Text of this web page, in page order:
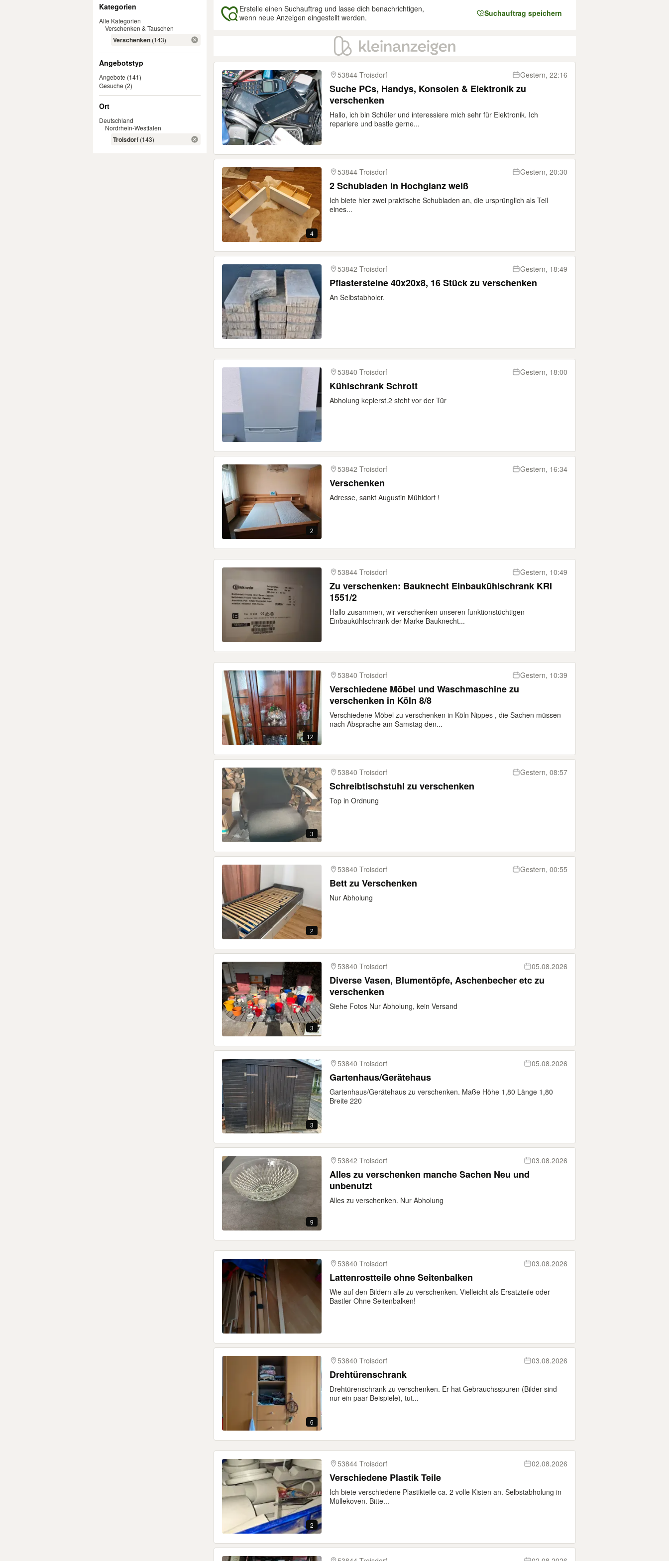
Kategorien
Alle Kategorien
Verschenken & Tauschen
Verschenken (143)
Angebotstyp
Angebote (141)
Gesuche (2)
Ort
Deutschland
Nordrhein-Westfalen
Troisdorf (143)
Erstelle einen Suchauftrag und lasse dich benachrichtigen,
wenn neue Anzeigen eingestellt werden.
Suchauftrag speichern
Ergebnisse
53844 Troisdorf
Gestern, 22:16
Suche PCs, Handys, Konsolen & Elektronik zu
verschenken
Hallo, ich bin Schüler und interessiere mich sehr für Elektronik. Ich
repariere und bastle gerne...
4
53844 Troisdorf Gestern, 20:30
2 Schubladen in Hochglanz weiß
Ich biete hier zwei praktische Schubladen an, die ursprünglich als Teil
eines...
53842 Troisdorf Gestern, 18:49
Pflastersteine 40x20x8, 16 Stück zu verschenken
An Selbstabholer.
53840 Troisdorf Gestern, 18:00
Kühlschrank Schrott
Abholung keplerst.2 steht vor der Tür
2
53842 Troisdorf Gestern, 16:34
Verschenken
Adresse, sankt Augustin Mühldorf !
53844 Troisdorf Gestern, 10:49
Zu verschenken: Bauknecht Einbaukühlschrank KRI
1551/2
Hallo zusammen, wir verschenken unseren funktionstüchtigen
Einbaukühlschrank der Marke Bauknecht...
12
53840 Troisdorf Gestern, 10:39
Verschiedene Möbel und Waschmaschine zu
verschenken in Köln 8/8
Verschiedene Möbel zu verschenken in Köln Nippes , die Sachen müssen
nach Absprache am Samstag den...
3
53840 Troisdorf Gestern, 08:57
Schreibtischstuhl zu verschenken
Top in Ordnung
2
53840 Troisdorf Gestern, 00:55
Bett zu Verschenken
Nur Abholung
3
53840 Troisdorf 05.08.2026
Diverse Vasen, Blumentöpfe, Aschenbecher etc zu
verschenken
Siehe Fotos Nur Abholung, kein Versand
3
53840 Troisdorf 05.08.2026
Gartenhaus/Gerätehaus
Gartenhaus/Gerätehaus zu verschenken. Maße Höhe 1,80 Länge 1,80
Breite 220
9
53842 Troisdorf 03.08.2026
Alles zu verschenken manche Sachen Neu und
unbenutzt
Alles zu verschenken. Nur Abholung
53840 Troisdorf 03.08.2026
Lattenrostteile ohne Seitenbalken
Wie auf den Bildern alle zu verschenken. Vielleicht als Ersatzteile oder
Bastler Ohne Seitenbalken!
6
53840 Troisdorf 03.08.2026
Drehtürenschrank
Drehtürenschrank zu verschenken. Er hat Gebrauchsspuren (Bilder sind
nur ein paar Beispiele), tut...
2
53844 Troisdorf 02.08.2026
Verschiedene Plastik Teile
Ich biete verschiedene Plastikteile ca. 2 volle Kisten an. Selbstabholung in
Müllekoven. Bitte...